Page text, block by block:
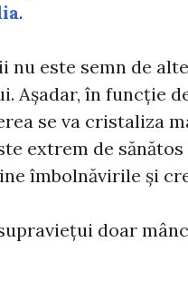
.
nu este semn de
Așadar, în funcție
se va cristaliza
extrem de
îmbolnăvirile și
doar